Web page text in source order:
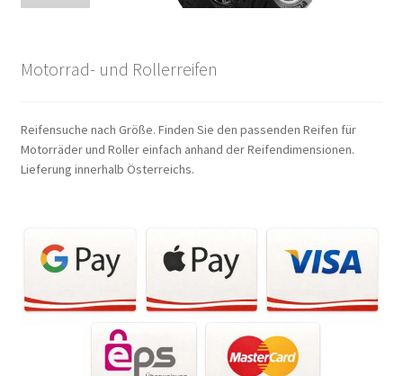
Motorrad- und Rollerreifen
Reifensuche nach Größe. Finden Sie den passenden Reifen für
Motorräder und Roller einfach anhand der Reifendimensionen.
Lieferung innerhalb Österreichs.